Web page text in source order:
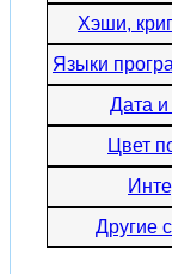
Хэши,
Языки
Дата
Цвет
Другие